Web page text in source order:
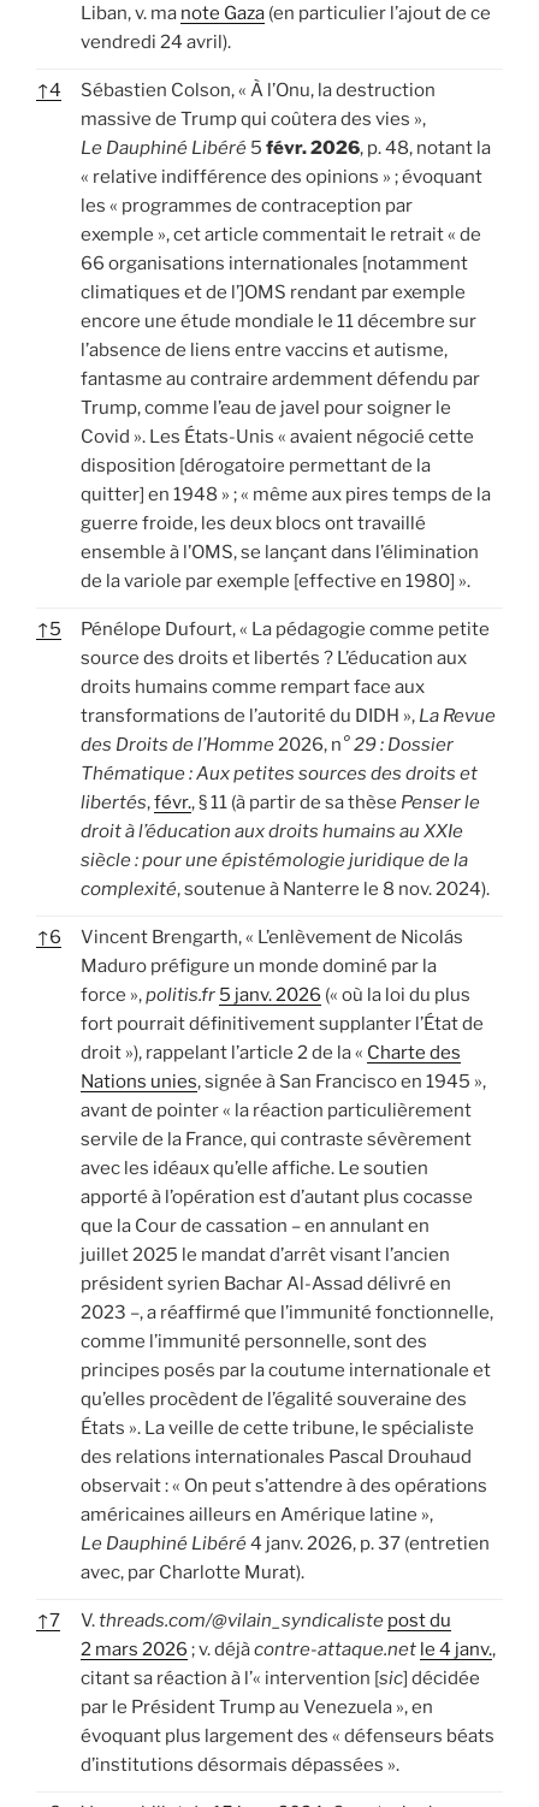
Liban, v. ma note Gaza (en particulier l’ajout de ce
vendredi 24 avril).
↑4
Sébastien Colson, « À l’Onu, la destruction
massive de Trump qui coûtera des vies »,
Le Dauphiné Libéré 5 févr. 2026, p. 48, notant la
« relative indifférence des opinions » ; évoquant
les « programmes de contraception par
exemple », cet article commentait le retrait « de
66 organisations internationales [notamment
climatiques et de l’]OMS rendant par exemple
encore une étude mondiale le 11 décembre sur
l’absence de liens entre vaccins et autisme,
fantasme au contraire ardemment défendu par
Trump, comme l’eau de javel pour soigner le
Covid ». Les États-Unis « avaient négocié cette
disposition [dérogatoire permettant de la
quitter] en 1948 » ; « même aux pires temps de la
guerre froide, les deux blocs ont travaillé
ensemble à l’OMS, se lançant dans l’élimination
de la variole par exemple [effective en 1980] ».
↑5
Pénélope Dufourt, « La pédagogie comme petite
source des droits et libertés ? L’éducation aux
droits humains comme rempart face aux
transformations de l’autorité du DIDH », La Revue
des Droits de l’Homme2026, n° 29 : Dossier
Thématique : Aux petites sources des droits et
libertés,févr., § 11 (à partir de sa thèse Penser le
droit à l’éducation aux droits humains au XXIe
siècle : pour une épistémologie juridique de la
complexité, soutenue à Nanterre le 8 nov. 2024).
↑6
Vincent Brengarth, « L’enlèvement de Nicolás
Maduro préfigure un monde dominé par la
force »,politis.fr 5 janv. 2026 (« où la loi du plus
fort pourrait définitivement supplanter l’État de
droit »), rappelant l’article 2 de la « Charte des
Nations unies, signée à San Francisco en 1945 »,
avant de pointer « la réaction particulièrement
servile de la France, qui contraste sévèrement
avec les idéaux qu’elle affiche. Le soutien
apporté à l’opération est d’autant plus cocasse
que la Cour de cassation – en annulant en
juillet 2025 le mandat d’arrêt visant l’ancien
président syrien Bachar Al-Assad délivré en
2023 –, a réaffirmé que l’immunité fonctionnelle,
comme l’immunité personnelle, sont des
principes posés par la coutume internationale et
qu’elles procèdent de l’égalité souveraine des
États ». La veille de cette tribune, le spécialiste
des relations internationales Pascal Drouhaud
observait : « On peut s’attendre à des opérations
américaines ailleurs en Amérique latine »,
Le Dauphiné Libéré4 janv. 2026, p. 37 (entretien
avec, par Charlotte Murat).
↑7 V.threads.com/@vilain_syndicaliste post du
2 mars 2026 ; v. déjàcontre-attaque.net le 4 janv.,
citant sa réaction à l’« intervention [sic] décidée
par le Président Trump au Venezuela », en
évoquant plus largement des « défenseurs béats
d’institutions désormais dépassées ».